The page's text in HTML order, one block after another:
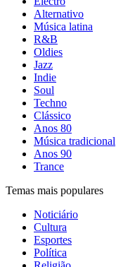
Alternativo
Música latina
R&B
Oldies
Jazz
Indie
Soul
Techno
Clássico
Anos 80
Música tradicional
Anos 90
Trance
Temas mais populares
Noticiário
Cultura
Esportes
Política